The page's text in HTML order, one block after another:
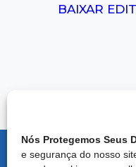
Nós Protegemos Seus
e segurança do nosso
BAIXAR